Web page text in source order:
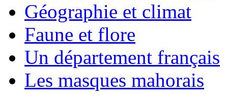
Géographie et climat
Faune et flore
Un département français
Les masques mahorais